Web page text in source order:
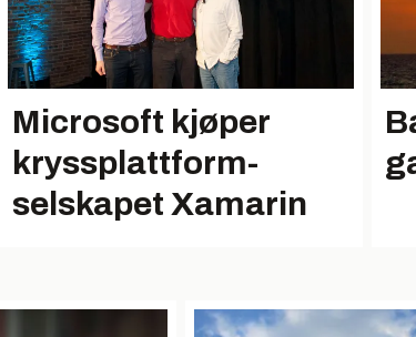
Microsoft kjøper
kryssplattform-
selskapet Xamarin